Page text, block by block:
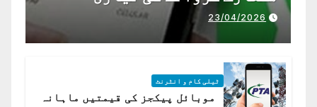
23/04/2026
ٹیلی کام و انٹرنٹ
موبائل پیکجز کی قیمتیں ماہانہ